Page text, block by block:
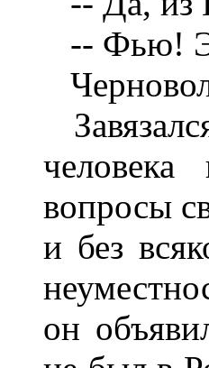
-- Фью!
вопросы
и без
он